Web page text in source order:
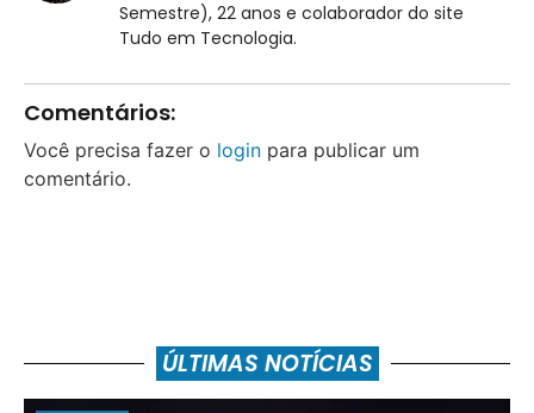
Semestre), 22 anos e colaborador do site
Tudo em Tecnologia.
Comentários:
Você precisa fazer o login para publicar um
comentário.
ÚLTIMAS NOTÍCIAS